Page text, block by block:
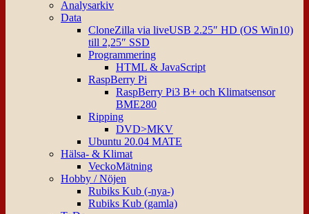
Analysarkiv
Data
CloneZilla via liveUSB 2.25″ HD (OS Win10)
till 2,25″ SSD
Programmering
HTML & JavaScript
RaspBerry Pi
RaspBerry Pi3 B+ och Klimatsensor
BME280
Ripping
DVD>MKV
Ubuntu 20.04 MATE
Hälsa- & Klimat
VeckoMätning
Hobby / Nöjen
Rubiks Kub (-nya-)
Rubiks Kub (gamla)